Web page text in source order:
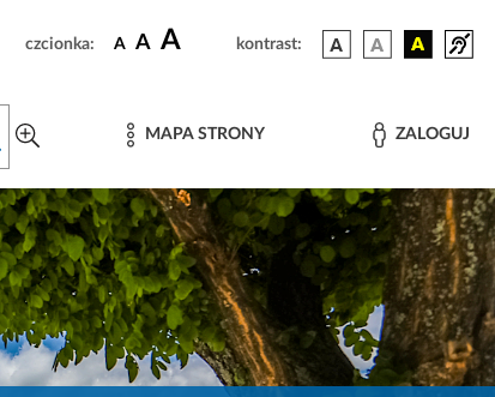
czcionka: A A A kontrast:
MAPA STRONY ZALOGUJ